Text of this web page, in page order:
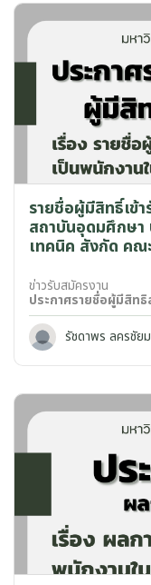
รายชื่อผู้มีสิทธิ์เข้
สถาบันอุดมศึกษา
เทคนิค สังกัด คณ
ข่าวรับสมัครงาน
ประกาศรายชื่อผู้มีสิท
รัชดาพร ลครชัย